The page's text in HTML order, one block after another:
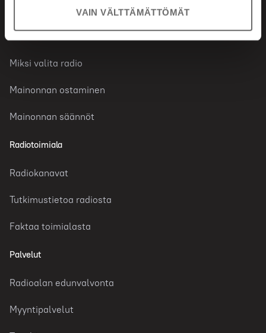
VAIN VÄLTTÄMÄTTÖMÄT
Radiomainonta
Miksi valita radio
Mainonnan ostaminen
Mainonnan säännöt
Radiotoimiala
Radiokanavat
Tutkimustietoa radiosta
Faktaa toimialasta
Palvelut
Radioalan edunvalvonta
Myyntipalvelut